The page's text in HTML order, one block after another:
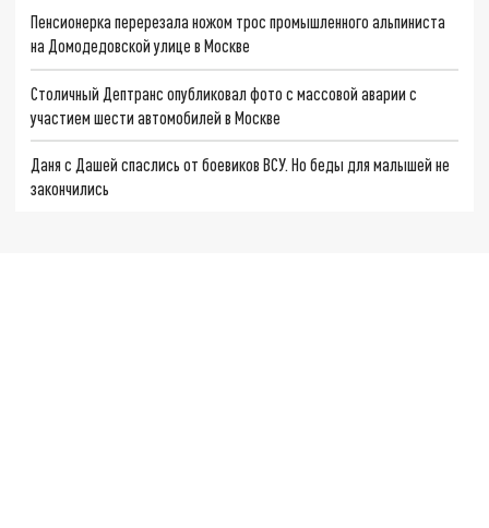
Пенсионерка перерезала ножом трос промышленного альпиниста
на Домодедовской улице в Москве
Столичный Дептранс опубликовал фото с массовой аварии с
участием шести автомобилей в Москве
Даня с Дашей спаслись от боевиков ВСУ. Но беды для малышей не
закончились